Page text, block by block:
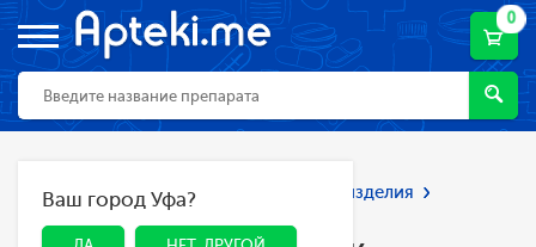
0
ДА НЕТ, ДРУГОЙ
Ваш город Уфа?
Главная Каталог
Мед. приборы и изделия
Лечебный трикотаж